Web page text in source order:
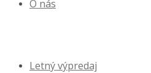
O nás
Letný výpredaj